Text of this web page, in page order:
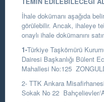
İhale dokümanı aşağıda
görülebilir. Ancak, ihaleye
onaylı ihale dokümanını
1-Türkiye Taşkömürü
Dairesi Başkanlığı Bülent
Mahallesi No:125
2- TTK Ankara
Sokak No 22 Bahçelievler/